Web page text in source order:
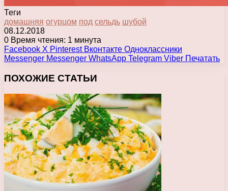
Теги
домашняя огурцом под сельдь шубой
08.12.2018
0 Время чтения: 1 минута
Facebook X Pinterest Вконтакте Одноклассники
Messenger Messenger WhatsApp Telegram Viber Печатать
ПОХОЖИЕ СТАТЬИ